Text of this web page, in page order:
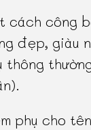
cách công
đẹp, giàu
thông
phụ cho